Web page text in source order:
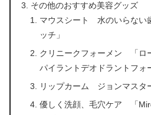
その他のおすすめ美容グッズ
マウスシート 水のいらない
ッチ」
クリニークフォーメン 「ロ
パイラントデオドラントフォ
リップカーム ジョンマスタ
優しく洗顔、毛穴ケア 「